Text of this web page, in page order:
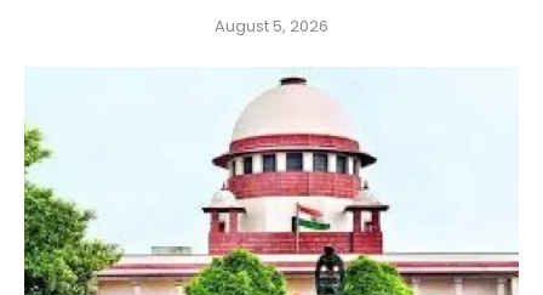
August 5, 2026